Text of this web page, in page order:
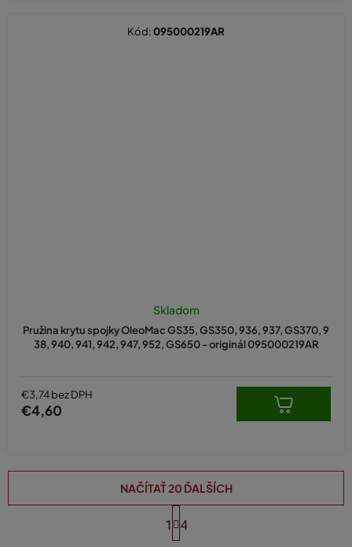
Pružina krytu spojky OleoMac GS35, GS350, 936, 937, GS370, 9
38, 940, 941, 942, 947, 952, GS650 - originál 095000219AR
Skladom
€3,74 bez DPH
€4,60
Kód:095000219AR
O
NAČÍTAŤ 20 ĎALŠÍCH
S
t
r
1 4